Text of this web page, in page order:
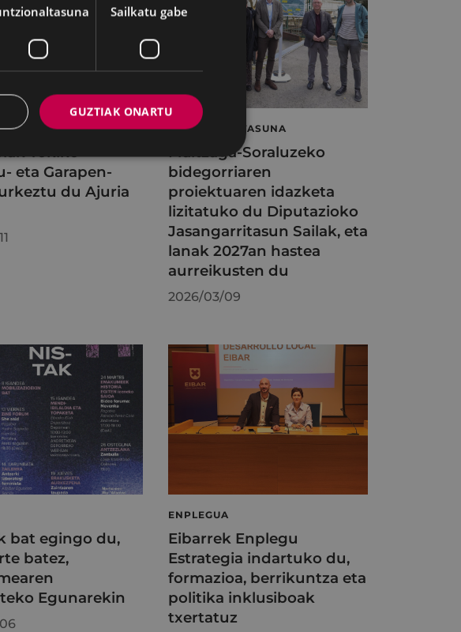
ETA GARAPENA
Tokiko
eta Garapen-
du Ajuria
JASANGARRITASUNA
Maltzaga-Soraluzeko
bidegorriaren
proiektuaren idazketa
lizitatuko du Diputazioko
Jasangarritasun Sailak, eta
lanak 2027an hastea
aurreikusten du
2026/03/09
bat egingo du,
batez,
Egunarekin
ENPLEGUA
Eibarrek Enplegu
Estrategia indartuko du,
formazioa, berrikuntza eta
politika inklusiboak
txertatuz
Sailkatu gabe
GUZTIAK ONARTU